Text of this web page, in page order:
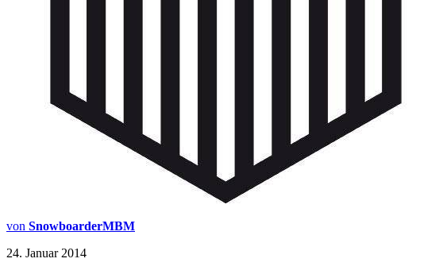
von SnowboarderMBM
24. Januar 2014